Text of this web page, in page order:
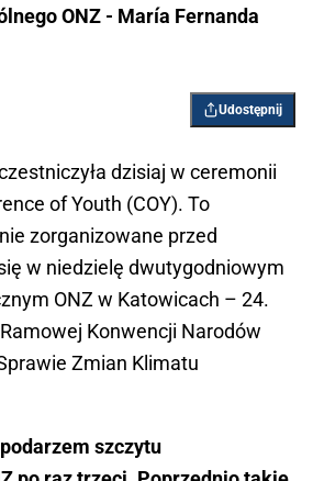
ONZ - María Fernanda
Udostępnij
dzisiaj w ceremonii
of Youth (COY). To
zorganizowane przed
w niedzielę dwutygodniowym
ONZ w Katowicach – 24.
Konwencji Narodów
Zmian Klimatu
szczytu